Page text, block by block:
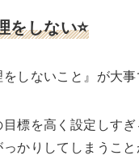
をしない⭐️
しないこと』が大事
目標を高く設定しす
かりしてしまうこと